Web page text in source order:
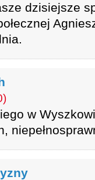
dzisiejsze
w